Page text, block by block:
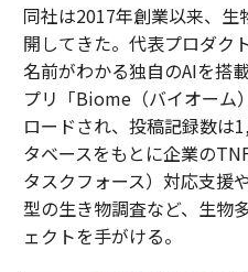
同社は2017年創業以来、
開してきた。代表プロダク
名前がわかる独自のAIを搭
プリ「Biome（バイオーム
ロードされ、投稿記録数は
タベースをもとに企業の
タスクフォース）対応支援
型の生き物調査など、生物
ェクトを手がける。